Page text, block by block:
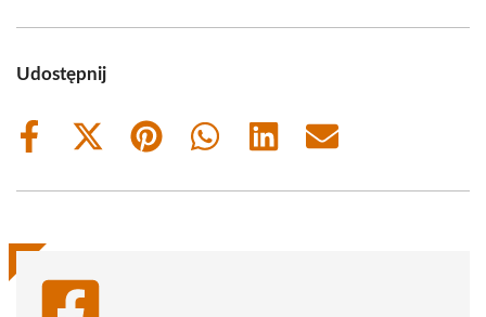
Udostępnij
Share
Share
(Twitter)
Share
Share
Share
Share